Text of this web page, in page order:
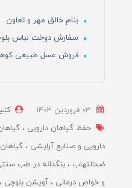
بنام خالق مهر و تعاون
سفارش دوخت لباس
فروش عسل طبیعی
حفظ گیاهان دارویی
دارویی و صنایع آرایشی
ضدالتهاب
بنگدانه در طب
و خواص درمانی
آویشن بلوچی